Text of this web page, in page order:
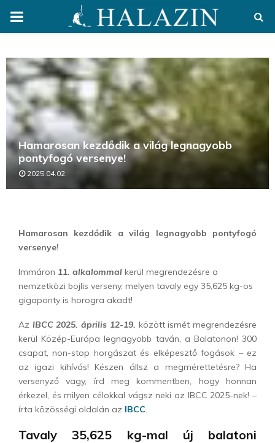
PRIMARY
Hamarosan kezdődik a világ legnagyobb
pontyfogó versenye!
2025.04.02.
Hamarosan kezdődik a világ legnagyobb pontyfogó
versenye!
Immáron 11. alkalommal kerül megrendezésre a
nemzetközi bojlis verseny, melyen tavaly egy 35,625 kg-os
gigaponty is horogra akadt!
Az IBCC 2025. április 12-19. között ismét megrendezésre
kerül Közép-Európa legnagyobb taván, a Balatonon! 300
csapat, non-stop horgászat és elképesztő fogások – ez
az igazi kihívás! Készen állsz a megmérettetésre? Ha
versenyző vagy, írd meg kommentben, hogy honnan
érkezel, és milyen célokkal vágsz neki az IBCC 2025-nek! –
írta közösségi oldalán az IBCC.
Tavaly 35,625 kg-mal új balatoni